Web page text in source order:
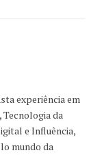
experiência em
da
e Influência,
mundo da